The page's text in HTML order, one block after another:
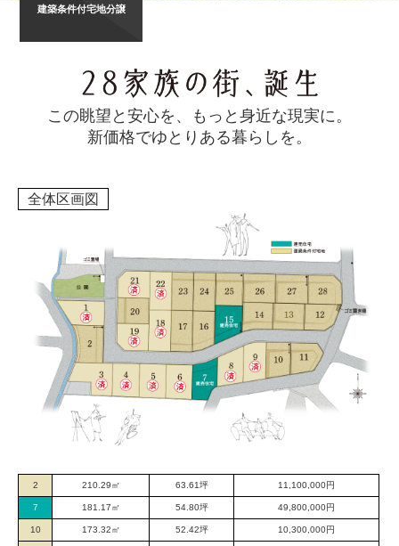
建築条件付宅地分譲
この眺望と安⼼を、もっと⾝近な現実に。
新価格でゆとりある暮らしを。
全体区画図
2 210.29㎡ 63.61坪 11,100,000円
7 181.17㎡ 54.80坪 49,800,000円
10 173.32㎡ 52.42坪 10,300,000円